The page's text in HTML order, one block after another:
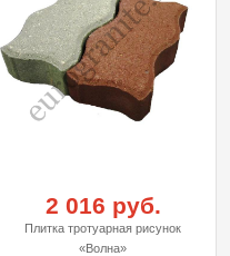
2 016 руб.
Плитка тротуарная рисунок
«Волна»